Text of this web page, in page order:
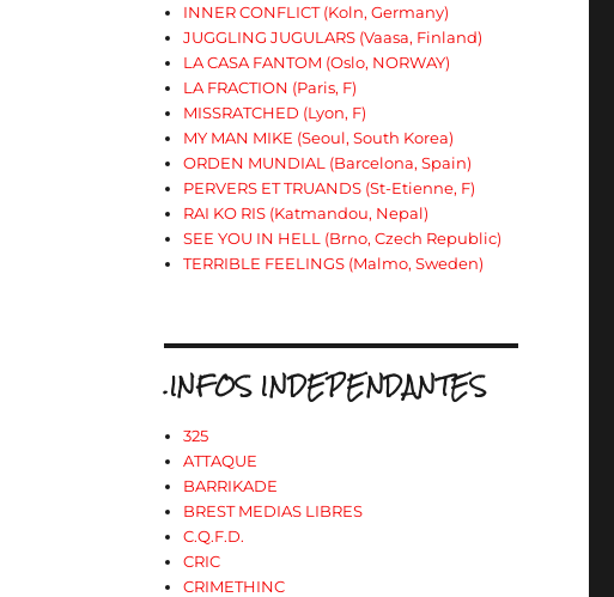
INNER CONFLICT (Koln, Germany)
JUGGLING JUGULARS (Vaasa, Finland)
LA CASA FANTOM (Oslo, NORWAY)
LA FRACTION (Paris, F)
MISSRATCHED (Lyon, F)
MY MAN MIKE (Seoul, South Korea)
ORDEN MUNDIAL (Barcelona, Spain)
PERVERS ET TRUANDS (St-Etienne, F)
RAI KO RIS (Katmandou, Nepal)
SEE YOU IN HELL (Brno, Czech Republic)
TERRIBLE FEELINGS (Malmo, Sweden)
.INFOS INDEPENDANTES
325
ATTAQUE
BARRIKADE
BREST MEDIAS LIBRES
C.Q.F.D.
CRIC
CRIMETHINC